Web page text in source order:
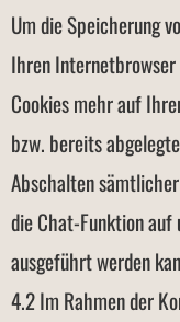
Um die Speicherung
Ihren
Cookies mehr auf
bzw. bereits
Abschalten
die Chat-Funktion
ausgeführt werden
4.2 Im Rahmen der